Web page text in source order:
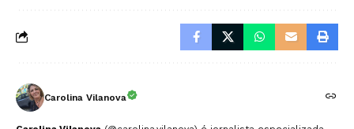
Carolina Vilanova